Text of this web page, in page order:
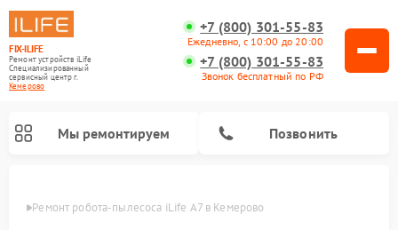
FIX-ILIFE
Ремонт устройств iLife
Специализированный
cервисный центр г.
Кемерово
+7 (800) 301-55-83
Ежедневно, с 10:00 до 20:00
+7 (800) 301-55-83
Звонок бесплатный по РФ
Мы ремонтируем Позвонить
Ремонт робота-пылесоса iLife A7 в Кемерово